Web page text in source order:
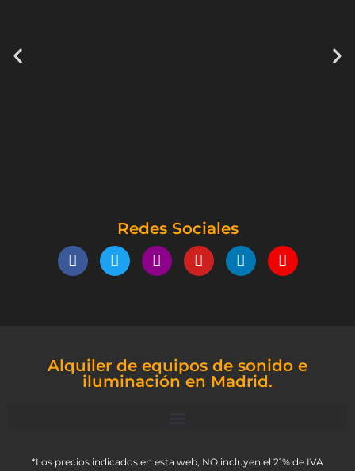
Redes Sociales
Alquiler de equipos de sonido e
iluminación en Madrid.
*Los precios indicados en esta web, NO incluyen el 21% de IVA